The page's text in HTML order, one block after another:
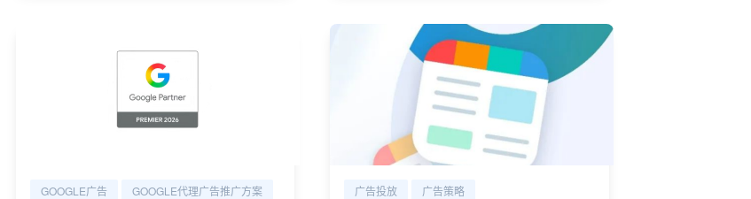
GOOGLE广告 GOOGLE代理广告推广方案 广告投放 广告策略